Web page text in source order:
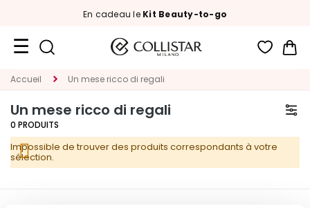
En cadeau le Kit Beauty-to-go
Format
Nouveautés
VISAGE
Accueil Un mese ricco di regali
Un mese ricco di regali
0 PRODUITS
Impossible de trouver des produits correspondants à votre
sélection.